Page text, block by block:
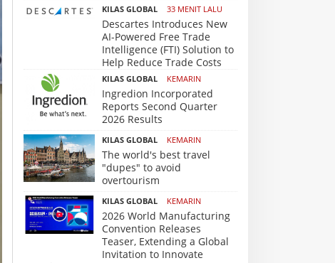
KILAS GLOBAL 33 MENIT LALU
Descartes Introduces New
AI-Powered Free Trade
Intelligence (FTI) Solution to
Help Reduce Trade Costs
KILAS GLOBAL KEMARIN
Ingredion Incorporated
Reports Second Quarter
2026 Results
KILAS GLOBAL KEMARIN
The world's best travel
"dupes" to avoid
overtourism
KILAS GLOBAL KEMARIN
2026 World Manufacturing
Convention Releases
Teaser, Extending a Global
Invitation to Innovate